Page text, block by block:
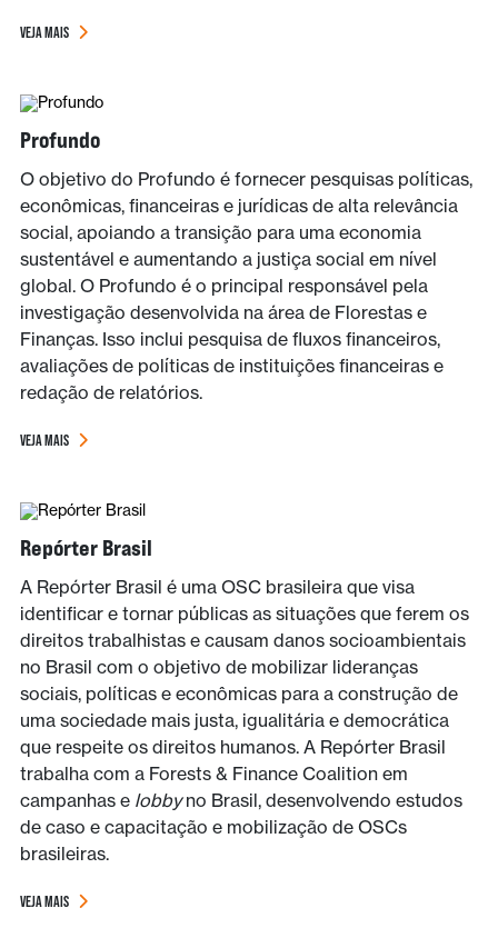
VEJA MAIS
Profundo
O objetivo do Profundo é fornecer pesquisas políticas,
econômicas, financeiras e jurídicas de alta relevância
social, apoiando a transição para uma economia
sustentável e aumentando a justiça social em nível
global. O Profundo é o principal responsável pela
investigação desenvolvida na área de Florestas e
Finanças. Isso inclui pesquisa de fluxos financeiros,
avaliações de políticas de instituições financeiras e
redação de relatórios.
VEJA MAIS
Repórter Brasil
A Repórter Brasil é uma OSC brasileira que visa
identificar e tornar públicas as situações que ferem os
direitos trabalhistas e causam danos socioambientais
no Brasil com o objetivo de mobilizar lideranças
sociais, políticas e econômicas para a construção de
uma sociedade mais justa, igualitária e democrática
que respeite os direitos humanos. A Repórter Brasil
trabalha com a Forests & Finance Coalition em
campanhas e lobbyno Brasil, desenvolvendo estudos
de caso e capacitação e mobilização de OSCs
brasileiras.
VEJA MAIS